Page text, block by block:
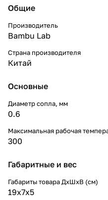
Общие
Производитель
Bambu Lab
Страна производителя
Китай
Основные
Диаметр сопла, мм
0.6
Максимальная рабочая
300
Габаритные и вес
Габариты товара ДxШxВ (см)
19x7x5